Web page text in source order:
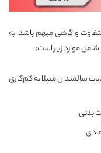
و گاهی مبهم باشد، به
موارد زیر است:
سالمندان مبتلا به کم‌کاری
بدنی.